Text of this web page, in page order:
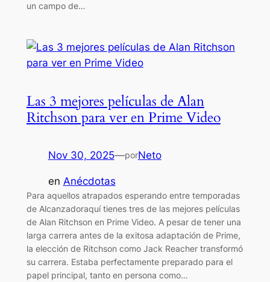
un campo de…
Las 3 mejores películas de Alan
Ritchson para ver en Prime Video
Nov 30, 2025—porNeto
en Anécdotas
Para aquellos atrapados esperando entre temporadas
de Alcanzadoraquí tienes tres de las mejores películas
de Alan Ritchson en Prime Video. A pesar de tener una
larga carrera antes de la exitosa adaptación de Prime,
la elección de Ritchson como Jack Reacher transformó
su carrera. Estaba perfectamente preparado para el
papel principal, tanto en persona como…